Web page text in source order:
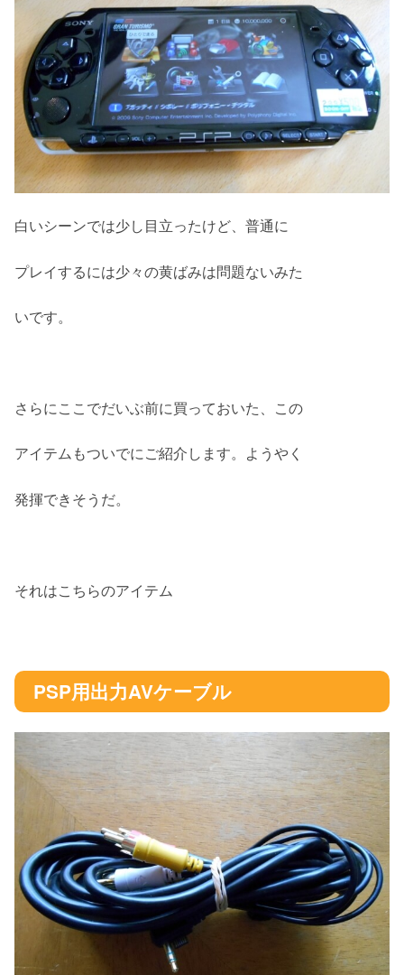
白いシーンでは少し目立ったけど、普通に
プレイするには少々の黄ばみは問題ないみた
いです。
さらにここでだいぶ前に買っておいた、この
アイテムもついでにご紹介します。ようやく
発揮できそうだ。
それはこちらのアイテム
PSP用出力AVケーブル